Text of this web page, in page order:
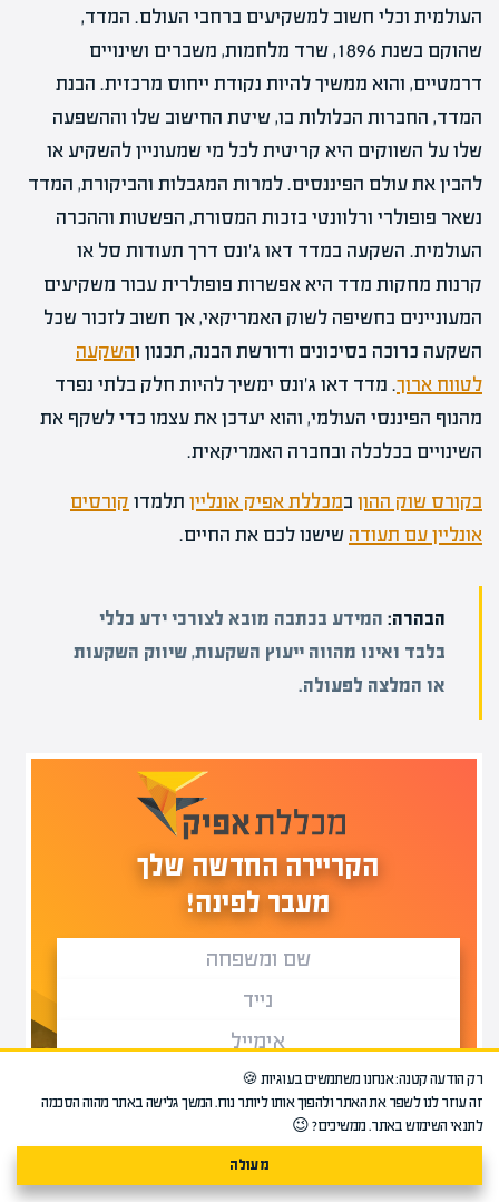
העולמית וכלי חשוב למשקיעים ברחבי העולם. המדד,
שהוקם בשנת 1896, שרד מלחמות, משברים ושינויים
דרמטיים, והוא ממשיך להיות נקודת ייחוס מרכזית. הבנת
המדד, החברות הכלולות בו, שיטת החישוב שלו וההשפעה
שלו על השווקים היא קריטית לכל מי שמעוניין להשקיע או
להבין את עולם הפיננסים. למרות המגבלות והביקורת, המדד
נשאר פופולרי ורלוונטי בזכות המסורת, הפשטות וההכרה
העולמית. השקעה במדד דאו ג'ונס דרך תעודות סל או
קרנות מחקות מדד היא אפשרות פופולרית עבור משקיעים
המעוניינים בחשיפה לשוק האמריקאי, אך חשוב לזכור שכל
השקעה כרוכה בסיכונים ודורשת הבנה, תכנון והשקעה
לטווח ארוך. מדד דאו ג'ונס ימשיך להיות חלק בלתי נפרד
מהנוף הפיננסי העולמי, והוא יעדכן את עצמו כדי לשקף את
השינויים בכלכלה ובחברה האמריקאית.
בקורס שוק ההון במכללת אפיק אונליין תלמדו קורסים
אונליין עם תעודה שישנו לכם את החיים.
הבהרה: המידע בכתבה מובא לצורכי ידע כללי
בלבד ואינו מהווה ייעוץ השקעות, שיווק השקעות
או המלצה לפעולה.
הקריירה החדשה שלך
מעבר לפינה!
אני מסכים/ה
ל-
תנאי
השימוש
מדיניות
הפרטיות
שלח
רק הודעה קטנה: אנחנו משתמשים בעוגיות 🍪
זה עוזר לנו לשפר את האתר ולהפוך אותו ליותר נוח. המשך גלישה באתר מהוה הסכמה
לתנאי השימוש באתר. ממשיכים? 😉
מעולה